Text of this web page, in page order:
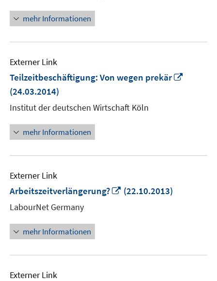
mehr Informationen
Externer Link
Teilzeitbeschäftigung: Von wegen prekär
(24.03.2014)
Institut der deutschen Wirtschaft Köln
mehr Informationen
Externer Link
Arbeitszeitverlängerung?
In
(22.10.2013)
LabourNet Germany
mehr Informationen
Externer Link